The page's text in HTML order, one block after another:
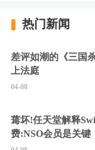
热门新闻
差评如潮的《三国
上法庭
04-08
蔫坏!任天堂解释
费:NSO会员是关键